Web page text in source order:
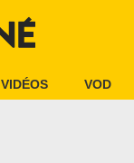
VIDÉOS VOD